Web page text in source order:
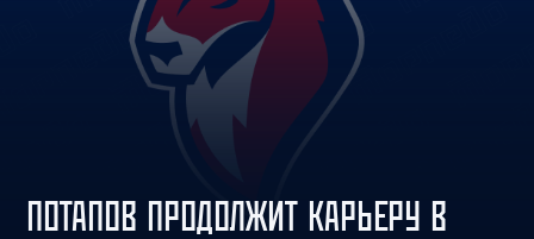
ПОТАПОВ ПРОДОЛЖИТ КАРЬЕРУ В